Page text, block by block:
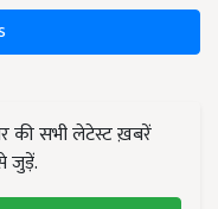
की सभी लेटेस्ट ख़बरें
जुड़ें.